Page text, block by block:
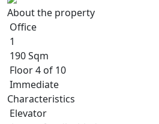
About the property
Office
1
190 Sqm
Floor 4 of 10
Immediate
Characteristics
Elevator